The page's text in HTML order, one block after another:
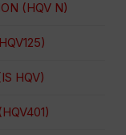
(HQV N)
HQV)